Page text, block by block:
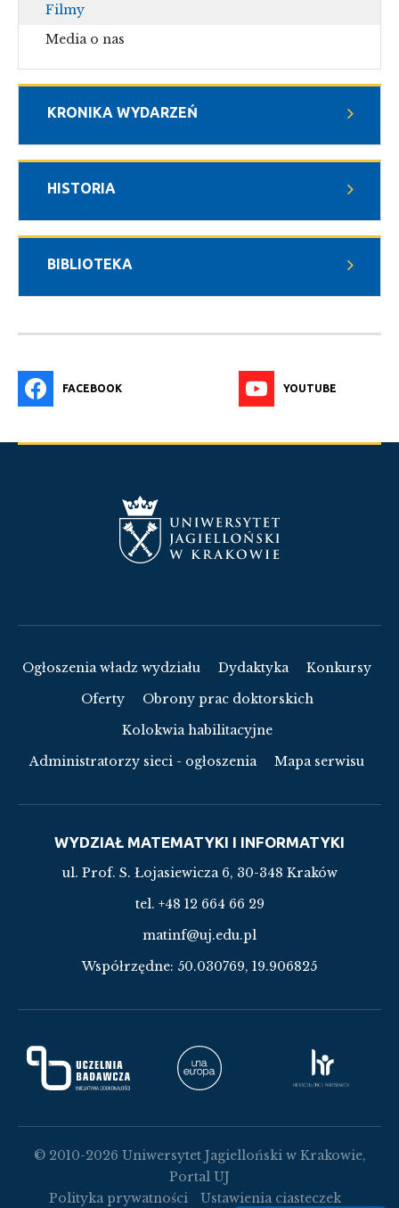
Filmy
Media o nas
KRONIKA WYDARZEŃ
HISTORIA
BIBLIOTEKA
FACEBOOK YOUTUBE
Ogłoszenia władz wydziału Dydaktyka
Konkursy
Oferty
Obrony prac doktorskich
Kolokwia habilitacyjne
Administratorzy sieci - ogłoszenia
Mapa serwisu
WYDZIAŁ MATEMATYKI I INFORMATYKI
ul. Prof. S. Łojasiewicza 6, 30-348 Kraków
tel. +48 12 664 66 29
matinf@uj.edu.pl
Współrzędne: 50.030769, 19.906825
© 2010-2026 Uniwersytet Jagielloński w Krakowie,
Portal UJ
Polityka prywatności
Ustawienia ciasteczek